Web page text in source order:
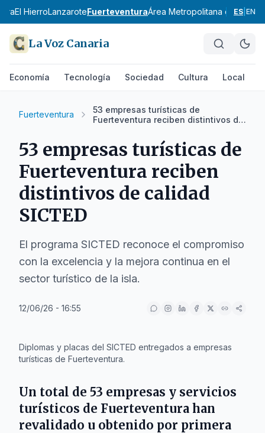
El HierroLanzaroteFuerteventuraÁrea Metropolitana de Santa
ES EN
La Voz Canaria
Economía Tecnología Sociedad Cultura Local
Fuerteventura
53 empresas turísticas de
Fuerteventura reciben distintivos de
53 empresas turísticas de
Fuerteventura reciben
distintivos de calidad
SICTED
El programa SICTED reconoce el compromiso
con la excelencia y la mejora continua en el
sector turístico de la isla.
12/06/26 - 16:55
Diplomas y placas del SICTED entregados a empresas
turísticas de Fuerteventura.
Un total de 53 empresas y servicios
turísticos de Fuerteventura han
revalidado u obtenido por primera